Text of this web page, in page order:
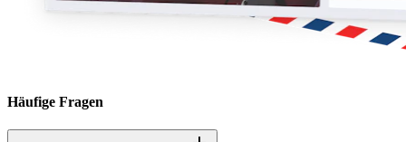
Häufige Fragen